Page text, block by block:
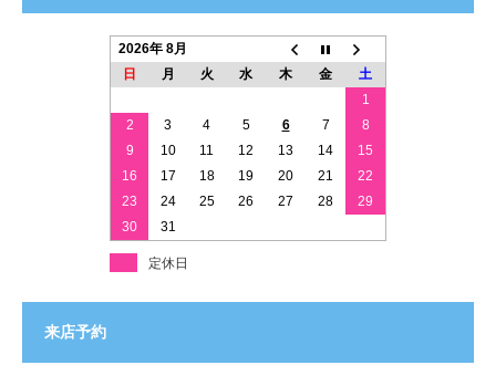
2026年 8月
日
月 火 水 木 金
土
1
2
3 4 5 6 7
8
9
10 11 12 13 14
15
16
17 18 19 20 21
22
23
24 25 26 27 28
29
30
31
定休日
来店予約